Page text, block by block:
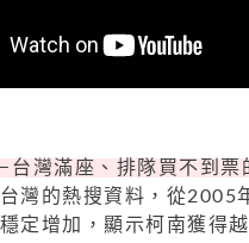
台灣滿座、排隊買不到票
灣的熱搜資料，從2005
定增加，顯示柯南獲得